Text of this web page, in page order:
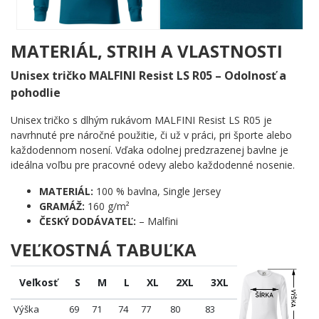
svetlom podklade pôsobí čisto, výrazne a s prirodzeným
humorom, ktorý pochopí každý, kto kedy vstúpil na palubovku.
Komu urobí radosť?
🐾 Vášnivému florbalistovi, ktorý berie každý tréning ako
vec cti a hrdosti
💪 Členovi florbalového tímu, ktorý hľadá niečo, čím sa
odlíši od ostatných
🎯 Fanúšikovi, ktorý sleduje každý zápas a vie, čo
znamená správne načasovaná strela
🌟 Každému, kto chce ukázať svetu, že florbal nie je len
koníček – je to životný štýl
Evolúcia má jasný smer – a ten vedie priamo na ihrisko. Získaj
nachádzaš!
MATERIÁL, STRIH A VLASTNOSTI
Unisex tričko MALFINI Resist LS R05 – Odolnosť a
pohodlie
Unisex tričko s dlhým rukávom MALFINI Resist LS R05 je
navrhnuté pre náročné použitie, či už v práci, pri športe alebo
každodennom nosení. Vďaka odolnej predzrazenej bavlne je
ideálna voľbu pre pracovné odevy alebo každodenné nosenie.
MATERIÁL: 100 % bavlna, Single Jersey
GRAMÁŽ: 160 g/m²
ČESKÝ DODÁVATEĽ: – Malfini
VEĽKOSTNÁ TABUĽKA
Veľkosť S M L XL 2XL 3XL
Výška 69 71 74 77 80 83